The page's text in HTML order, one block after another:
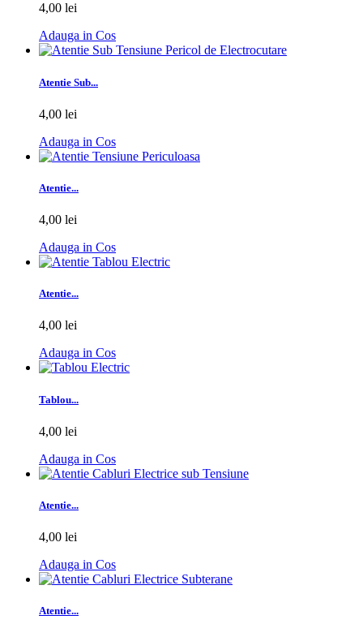
4,00 lei
Adauga in Cos
Atentie Sub...
4,00 lei
Adauga in Cos
Atentie...
4,00 lei
Adauga in Cos
Atentie...
4,00 lei
Adauga in Cos
Tablou...
4,00 lei
Adauga in Cos
Atentie...
4,00 lei
Adauga in Cos
Atentie...